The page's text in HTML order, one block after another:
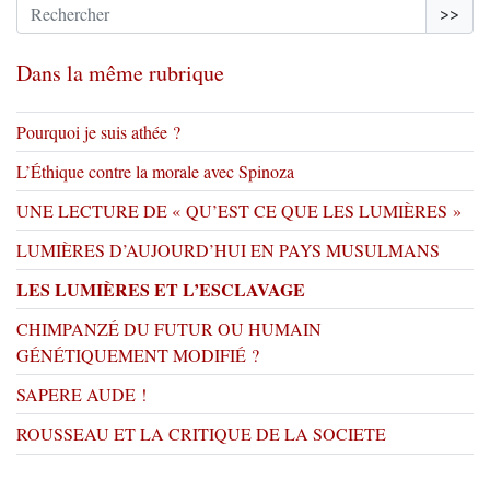
>>
Dans la même rubrique
Pourquoi je suis athée ?
L’Éthique contre la morale avec Spinoza
UNE LECTURE DE « QU’EST CE QUE LES LUMIÈRES »
LUMIÈRES D’AUJOURD’HUI EN PAYS MUSULMANS
LES LUMIÈRES ET L’ESCLAVAGE
CHIMPANZÉ DU FUTUR OU HUMAIN
GÉNÉTIQUEMENT MODIFIÉ ?
SAPERE AUDE !
ROUSSEAU ET LA CRITIQUE DE LA SOCIETE